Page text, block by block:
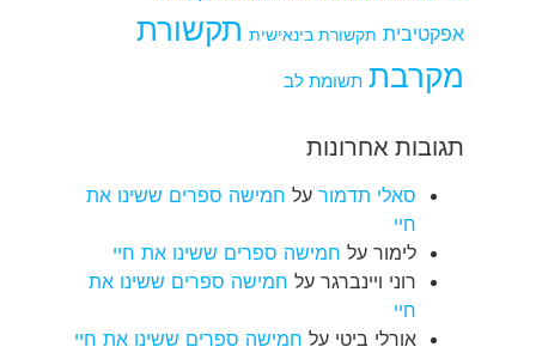
אפקטיבית תקשורת בינאישית תקשורת
מקרבת תשומת לב
תגובות אחרונות
סאלי תדמור על חמישה ספרים ששינו את
חיי
לימור על חמישה ספרים ששינו את חיי
רוני ויינברגר על חמישה ספרים ששינו את
חיי
אורלי ביטי על חמישה ספרים ששינו את חיי